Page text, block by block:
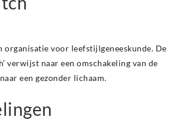
organisatie voor leefstijlgeneeskunde. De
verwijst naar een omschakeling van de
een gezonder lichaam.